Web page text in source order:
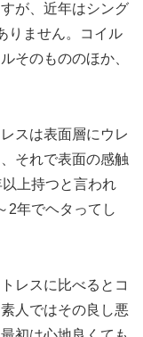
が、近年はシング
りません。コイル
そのもののほか、
スは表面層にウレ
それで表面の感触
上持つと言われ
2年でヘタってし
レスに比べるとコ
人ではその良し悪